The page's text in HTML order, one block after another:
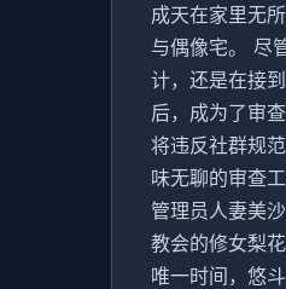
成天在家里无
与偶像宅。 尽
计，还是在接
后，成为了审
将违反社群规
味无聊的审查
管理员人妻美
教会的修女梨
唯一时间，悠